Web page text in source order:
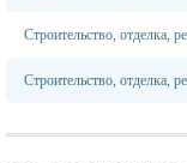
Строительство, отделка,
Строительство, отделка,